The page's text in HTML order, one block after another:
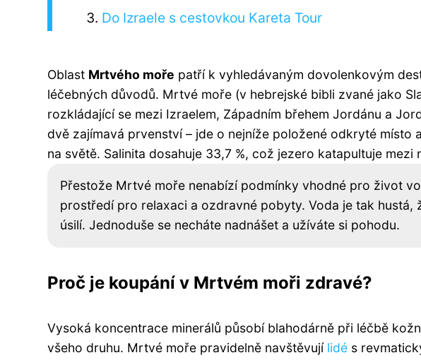
Do Izraele s cestovkou Kareta Tour
Oblast Mrtvého moře patří k vyhledávaným dovolenkovým
léčebných důvodů. Mrtvé moře (v hebrejské bibli zvané jako
rozkládající se mezi Izraelem, Západním břehem Jordánu a
dvě zajímavá prvenství – jde o nejníže položené odkryté místo
na světě. Salinita dosahuje 33,7 %, což jezero katapultuje
Přestože Mrtvé moře nenabízí podmínky vhodné pro život
prostředí pro relaxaci a ozdravné pobyty. Voda je tak hustá,
úsilí. Jednoduše se necháte nadnášet a užíváte si pohodu.
Proč je koupání v Mrtvém moři zdravé?
Vysoká koncentrace minerálů působí blahodárně při léčbě
všeho druhu. Mrtvé moře pravidelně navštěvují lidé s